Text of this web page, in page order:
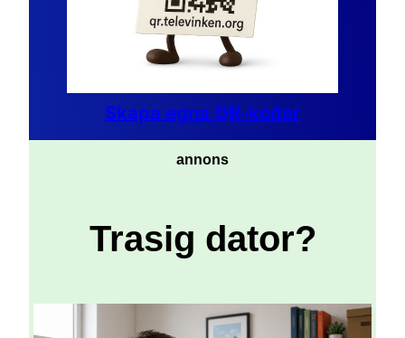
Skapa egna QR-koder
annons
Trasig dator?